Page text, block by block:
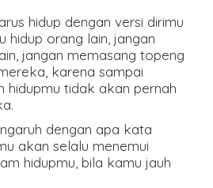
hidup dengan versi dirimu
hidup orang lain, jangan
jangan memasang topeng
karena sampai
hidupmu tidak akan pernah
dengan apa kata
akan selalu menemui
hidupmu, bila kamu jauh